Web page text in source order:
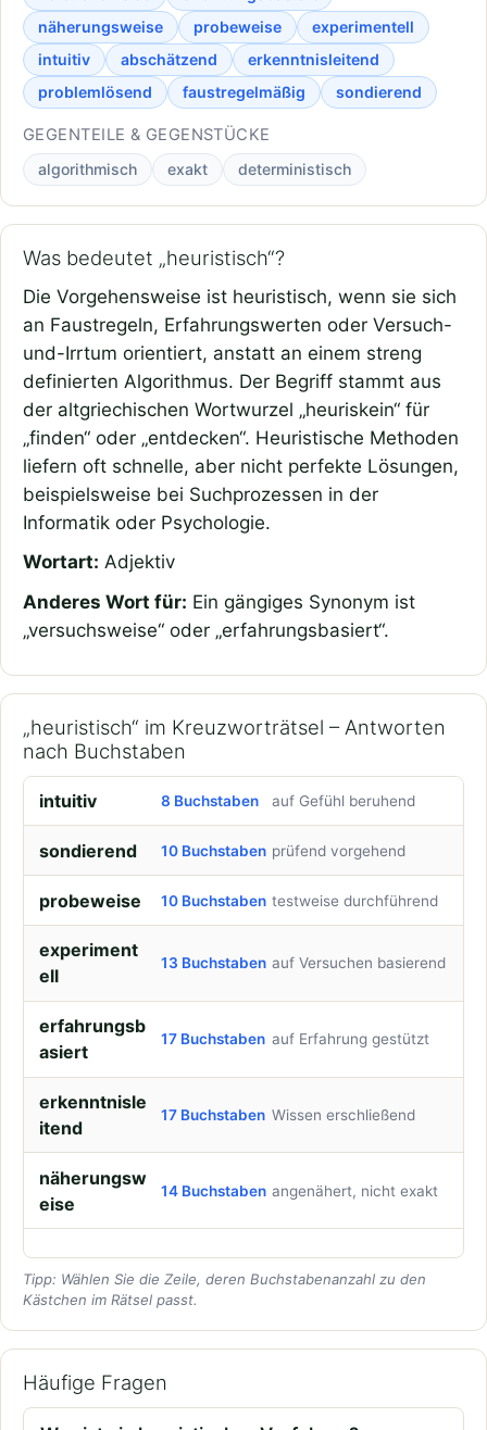
näherungsweise
probeweise
experimentell
intuitiv
abschätzend
erkenntnisleitend
problemlösend
faustregelmäßig sondierend
GEGENTEILE & GEGENSTÜCKE
algorithmisch exakt deterministisch
Was bedeutet „heuristisch“?
Die Vorgehensweise ist heuristisch, wenn sie sich
an Faustregeln, Erfahrungswerten oder Versuch-
und-Irrtum orientiert, anstatt an einem streng
definierten Algorithmus. Der Begriff stammt aus
der altgriechischen Wortwurzel „heuriskein“ für
„finden“ oder „entdecken“. Heuristische Methoden
liefern oft schnelle, aber nicht perfekte Lösungen,
beispielsweise bei Suchprozessen in der
Informatik oder Psychologie.
Wortart: Adjektiv
Anderes Wort für: Ein gängiges Synonym ist
„versuchsweise“ oder „erfahrungsbasiert“.
„heuristisch“ im Kreuzworträtsel – Antworten
nach Buchstaben
intuitiv 8 Buchstaben auf Gefühl beruhend
sondierend 10 Buchstaben prüfend vorgehend
probeweise 10 Buchstaben testweise durchführend
experiment
ell
13 Buchstaben auf Versuchen basierend
erfahrungsb
asiert
17 Buchstaben auf Erfahrung gestützt
erkenntnisle
itend
17 Buchstaben Wissen erschließend
näherungsw
eise
14 Buchstaben angenähert, nicht exakt
Tipp: Wählen Sie die Zeile, deren Buchstabenanzahl zu den
Kästchen im Rätsel passt.
Häufige Fragen